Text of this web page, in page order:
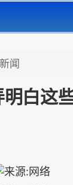
闻
白这